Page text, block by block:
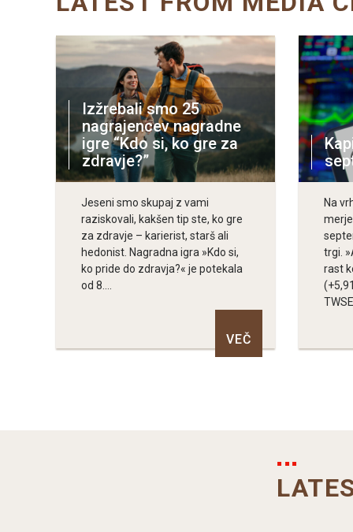
Izžrebali smo 25
nagrajencev nagradne
igre “Kdo si, ko gre za
zdravje?”
Jeseni smo skupaj z vami
raziskovali, kakšen tip ste, ko gre
za zdravje – karierist, starš ali
hedonist. Nagradna igra »Kdo si,
ko pride do zdravja?« je potekala
od 8....
VEČ
Na
trgi.
rast